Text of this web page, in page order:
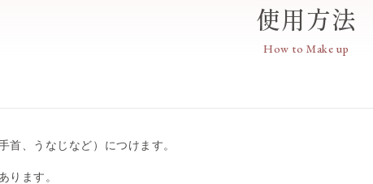
使用方法
How to Make up
、うなじなど）につけます。
ります。